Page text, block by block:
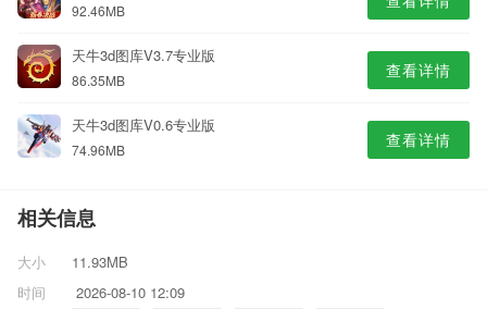
92.46MB
天牛3d图库V3.7专业版
86.35MB 查看详情
天牛3d图库V0.6专业版
74.96MB 查看详情
相关信息
大小
11.93MB
时间
2026-08-10 12:09